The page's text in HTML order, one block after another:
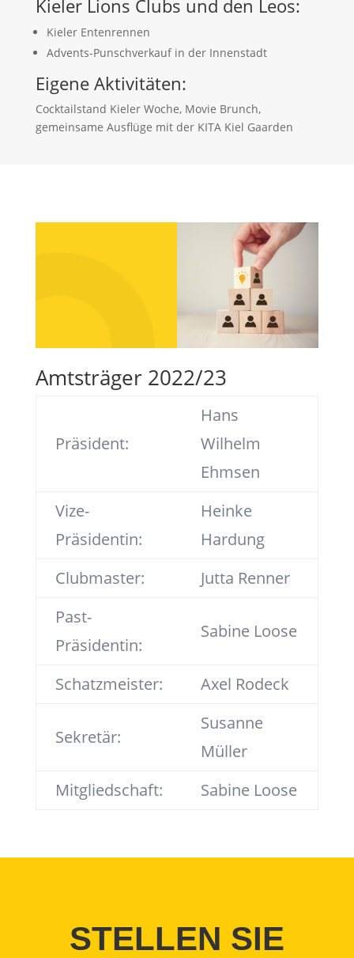
Kieler Lions Clubs und den Leos:
Kieler Entenrennen
Advents-Punschverkauf in der Innenstadt
Eigene Aktivitäten:
Cocktailstand Kieler Woche, Movie Brunch,
gemeinsame Ausflüge mit der KITA Kiel Gaarden
Amtsträger 2022/23
Präsident:
Hans
Wilhelm
Ehmsen
Vize-
Präsidentin:
Heinke
Hardung
Clubmaster:
Jutta Renner
Past-
Präsidentin:
Sabine Loose
Schatzmeister: Axel Rodeck
Sekretär:
Susanne
Müller
Mitgliedschaft:
Sabine Loose
STELLEN SIE